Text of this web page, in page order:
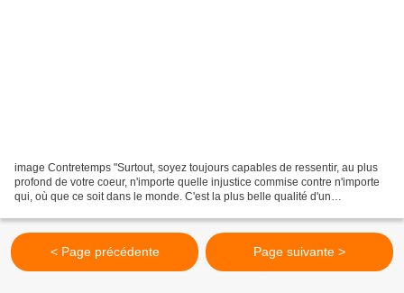
image Contretemps "Surtout, soyez toujours capables de ressentir, au plus
profond de votre coeur, n'importe quelle injustice commise contre n'importe
qui, où que ce soit dans le monde. C'est la plus belle qualité d'un
< Page précédente Page suivante >